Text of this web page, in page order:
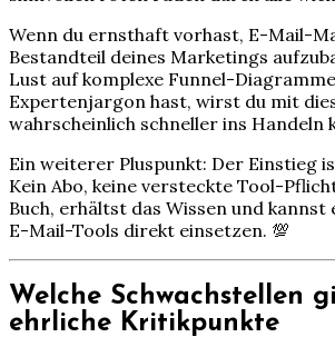
Wenn du ernsthaft vorhast, E-Mail-
Bestandteil deines Marketings
Lust auf komplexe Funnel-
Expertenjargon hast, wirst du mit
wahrscheinlich schneller ins Handeln
Ein weiterer Pluspunkt: Der Einstieg
Kein Abo, keine versteckte Tool-
Buch, erhältst das Wissen und kannst
E-Mail-Tools direkt einsetzen. 💯
Welche Schwachstellen
ehrliche Kritikpunkte